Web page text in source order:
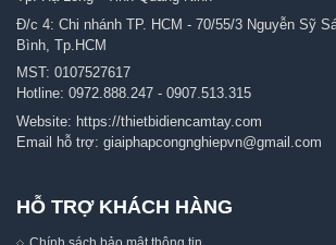
Đ/c 4: Chi nhánh TP. HCM - 70/55/3 Nguyễn Sỹ
Bình, Tp.HCM
MST: 0107527617
Hotline: 0972.888.247 - 0907.513.315
Website: https://thietbidiencamtay.com
Email hỗ trợ: giaiphapcongnghiepvn@gmail.com
HỖ TRỢ KHÁCH HÀNG
Chính sách bảo mật thông tin